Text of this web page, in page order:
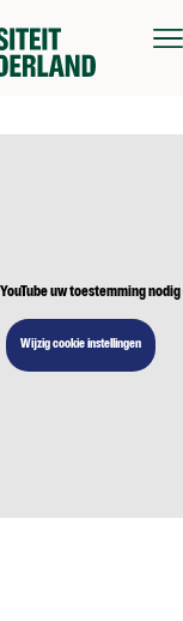
uw toestemming
Wijzig cookie instellingen